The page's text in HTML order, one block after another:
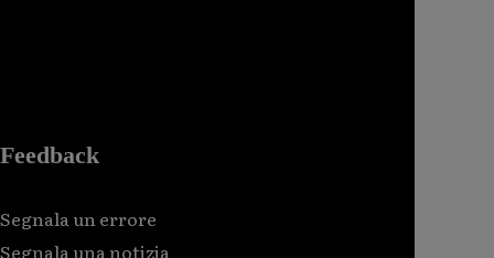
Feedback
Segnala un errore
Segnala una notizia